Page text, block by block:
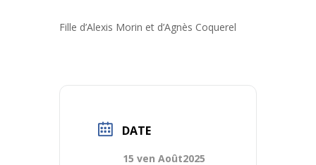
Fille d’Alexis Morin et d’Agnès Coquerel
DATE
15 ven Août2025